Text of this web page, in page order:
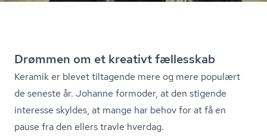
Drømmen om et kreativt fællesskab
Keramik er blevet tiltagende mere og mere populært
de seneste år. Johanne formoder, at den stigende
interesse skyldes, at mange har behov for at få en
pause fra den ellers travle hverdag.